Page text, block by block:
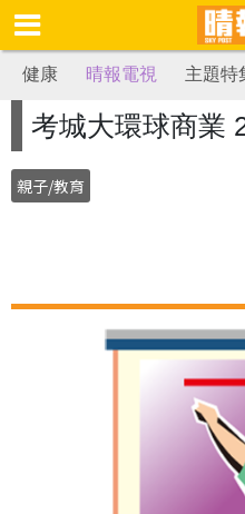
健康 晴報電視 主題特
考城大環球商業
親子/教育